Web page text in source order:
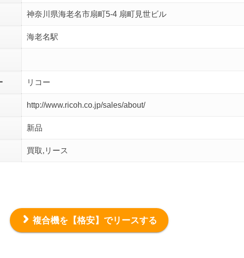
神奈川県海老名市扇町5-4 扇町見世ビル
海老名駅
リコー
http://www.ricoh.co.jp/sales/about/
新品
買取,リース
複合機を 【格安】でリースする